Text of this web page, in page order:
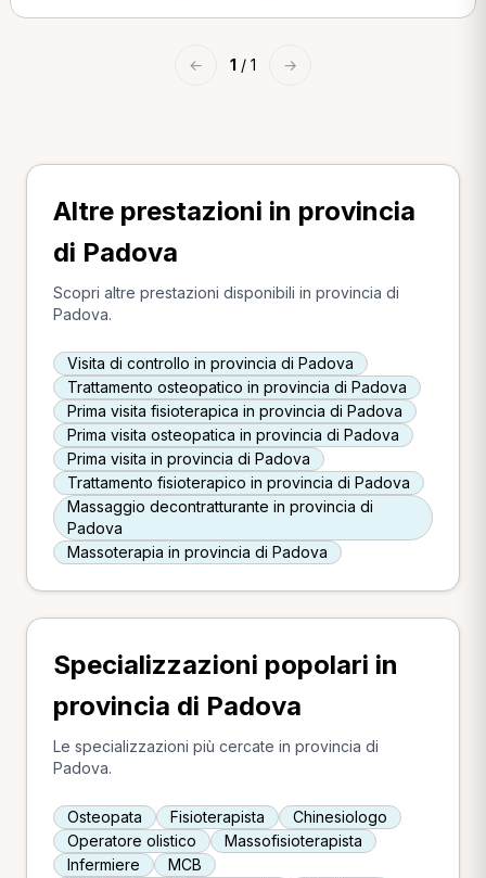
← 1 / 1 →
Altre prestazioni in provincia
di Padova
Scopri altre prestazioni disponibili in provincia di
Padova.
Visita di controllo in provincia di Padova
Trattamento osteopatico in provincia di Padova
Prima visita fisioterapica in provincia di Padova
Prima visita osteopatica in provincia di Padova
Prima visita in provincia di Padova
Trattamento fisioterapico in provincia di Padova
Massaggio decontratturante in provincia di
Padova
Massoterapia in provincia di Padova
Specializzazioni popolari in
provincia di Padova
Le specializzazioni più cercate in provincia di
Padova.
Osteopata Fisioterapista
Chinesiologo
Operatore olistico
Massofisioterapista
Infermiere
MCB